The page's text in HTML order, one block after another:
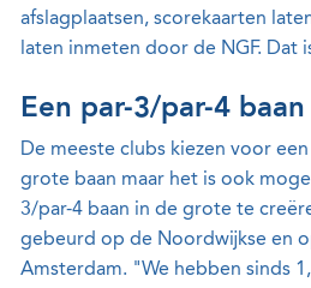
afslagplaatsen, scorekaarten
laten inmeten door de NGF. Dat
Een par-3/par-4 baan
De meeste clubs kiezen voor
grote baan maar het is ook
3/par-4 baan in de grote te
gebeurd op de Noordwijkse en
Amsterdam. "We hebben sinds